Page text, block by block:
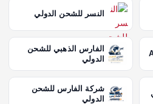
النسر للشحن الدولي
الفارس الذهبي للشحن
الدولي
شركة الفارس للشحن
الدولي